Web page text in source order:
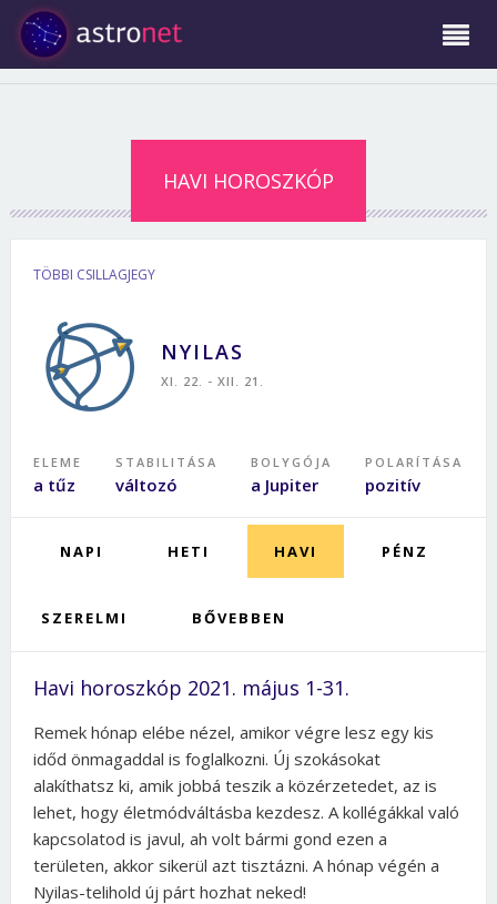
HAVI HOROSZKÓP
TÖBBI CSILLAGJEGY
NYILAS
XI. 22. - XII. 21.
ELEME
a tűz
STABILITÁSA
változó
BOLYGÓJA
a Jupiter
POLARÍTÁSA
pozitív
NAPI HETI HAVI PÉNZ
SZERELMI BŐVEBBEN
Havi horoszkóp 2021. május 1-31.
Remek hónap elébe nézel, amikor végre lesz egy kis
időd önmagaddal is foglalkozni. Új szokásokat
alakíthatsz ki, amik jobbá teszik a közérzetedet, az is
lehet, hogy életmódváltásba kezdesz. A kollégákkal való
kapcsolatod is javul, ah volt bármi gond ezen a
területen, akkor sikerül azt tisztázni. A hónap végén a
Nyilas-telihold új párt hozhat neked!